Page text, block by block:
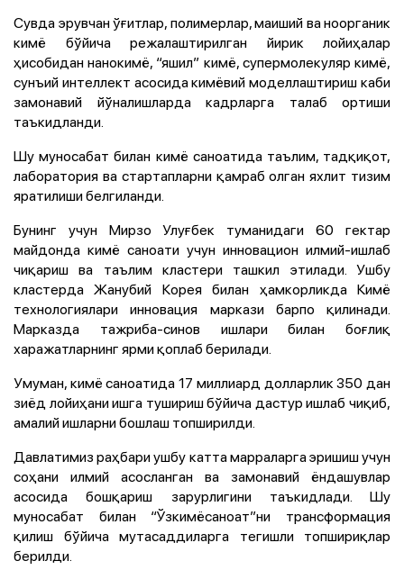
Сувда эрувчан ўғитлар, полимерлар, маиший ва ноорганик
кимё бўйича режалаштирилган йирик лойиҳалар
ҳисобидан нанокимё, “яшил” кимё, супермолекуляр кимё,
сунъий интеллект асосида кимёвий моделлаштириш каби
замонавий йўналишларда кадрларга талаб ортиши
таъкидланди.
Шу муносабат билан кимё саноатида таълим, тадқиқот,
лаборатория ва стартапларни қамраб олган яхлит тизим
яратилиши белгиланди.
Бунинг учун Мирзо Улуғбек туманидаги 60 гектар
майдонда кимё саноати учун инновацион илмий-ишлаб
чиқариш ва таълим кластери ташкил этилади. Ушбу
кластерда Жанубий Корея билан ҳамкорликда Кимё
технологиялари инновация маркази барпо қилинади.
Марказда тажриба-синов ишлари билан боғлиқ
харажатларнинг ярми қоплаб берилади.
Умуман, кимё саноатида 17 миллиард долларлик 350 дан
зиёд лойиҳани ишга тушириш бўйича дастур ишлаб чиқиб,
амалий ишларни бошлаш топширилди.
Давлатимиз раҳбари ушбу катта марраларга эришиш учун
соҳани илмий асосланган ва замонавий ёндашувлар
асосида бошқариш зарурлигини таъкидлади. Шу
муносабат билан “Ўзкимёсаноат”ни трансформация
қилиш бўйича мутасаддиларга тегишли топшириқлар
берилди.